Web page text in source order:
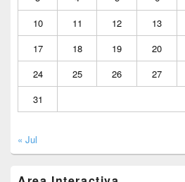
10
11 12 13
17
18 19 20
24
25 26 27
31
« Jul